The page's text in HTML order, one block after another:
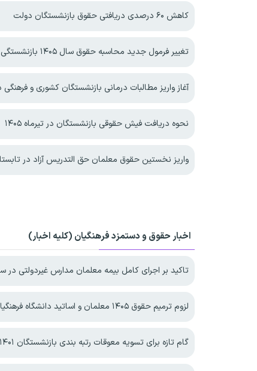
کاهش ۶۰ درصدی دریافتی حقوق بازنشستگان دولت
تغییر فرمول جدید محاسبه حقوق سال ۱۴۰۵ بازنشستگی
آغاز واریز مطالبات درمانی بازنشستگان کشوری و فرهنگی در
نحوه دریافت فیش حقوقی بازنشستگان در تیرماه ۱۴۰۵
واریز نخستین حقوق معلمان حق التدریس آزاد در تابستان
اخبار حقوق و دستمزد فرهنگیان (کلیه اخبار)
تاکید بر اجرای کامل بیمه معلمان مدارس غیردولتی در
لزوم ترمیم حقوق ۱۴۰۵ معلمان و اساتید دانشگاه فرهنگیان
گام تازه برای تسویه معوقات رتبه بندی بازنشستگان ۱۴۰۱ و ۱۴۰۲